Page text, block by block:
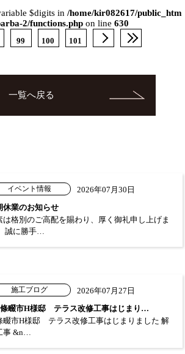
$digits in/home/kir082617/public_htm
2/functions.php on line630
99 100 101
一覧へ戻る
イベント情報
2026年07月30日
休業のお知らせ
は格別のご高配を賜わり、厚く御礼申し上げま
誠に勝手…
施工ブログ
2026年07月27日
畷市H様邸 テラス改修工事はじまり…
畷市H様邸 テラス改修工事はじまりました 解
事 &n…